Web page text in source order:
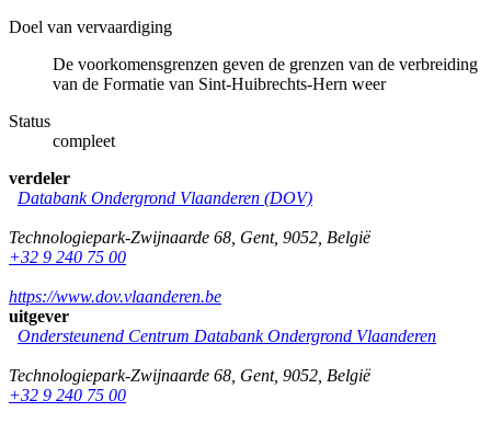
Doel van vervaardiging
De voorkomensgrenzen geven de grenzen van de verbreiding
van de Formatie van Sint-Huibrechts-Hern weer
Status
compleet
verdeler
Databank Ondergrond Vlaanderen (DOV)
Technologiepark-Zwijnaarde 68 Gent, 9052 België
+32 9 240 75 00
https://www.dov.vlaanderen.be
uitgever
Ondersteunend Centrum Databank Ondergrond Vlaanderen
Technologiepark-Zwijnaarde 68 Gent, 9052 België
+32 9 240 75 00